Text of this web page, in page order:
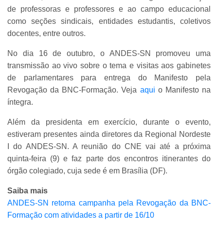
de professoras e professores e ao campo educacional
como seções sindicais, entidades estudantis, coletivos
docentes, entre outros.
No dia 16 de outubro, o ANDES-SN promoveu uma
transmissão ao vivo sobre o tema e visitas aos gabinetes
de parlamentares para entrega do Manifesto pela
Revogação da BNC-Formação. Veja aqui o Manifesto na
íntegra.
Além da presidenta em exercício, durante o evento,
estiveram presentes ainda diretores da Regional Nordeste
I do ANDES-SN. A reunião do CNE vai até a próxima
quinta-feira (9) e faz parte dos encontros itinerantes do
órgão colegiado, cuja sede é em Brasília (DF).
Saiba mais
ANDES-SN retoma campanha pela Revogação da BNC-
Formação com atividades a partir de 16/10